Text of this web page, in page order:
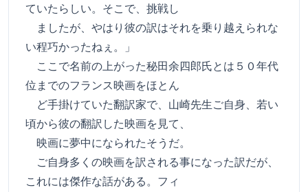
ていたらしい。そこで、挑戦し
ましたが、やはり彼の訳はそれを乗り越えられな
い程巧かったねぇ。」
ここで名前の上がった秘田余四郎氏とは５０年代
位までのフランス映画をほとん
ど手掛けていた翻訳家で、山崎先生ご自身、若い
頃から彼の翻訳した映画を見て、
映画に夢中になられたそうだ。
ご自身多くの映画を訳される事になった訳だが、
これには傑作な話がある。フィ